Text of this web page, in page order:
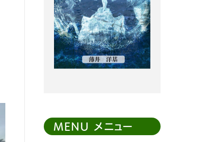
MENU メニュー